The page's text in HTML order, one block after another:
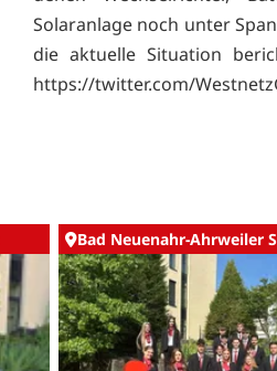
Solaranlage noch unter
die aktuelle Situation
https://twitter.com/
Bad Neuenahr-Ahrweiler